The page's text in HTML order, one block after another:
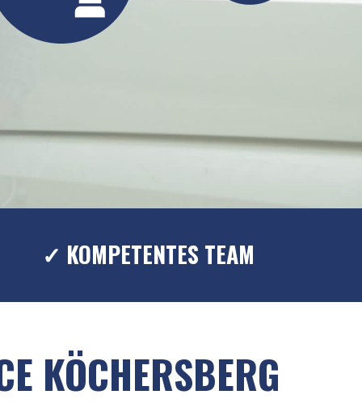
✓ KOMPETENTES TEAM
KÖCHERSBERG